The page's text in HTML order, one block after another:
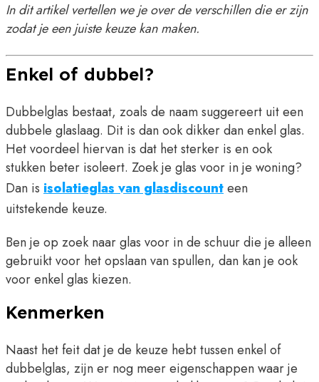
In dit artikel vertellen we je over de verschillen die er zijn
zodat je een juiste keuze kan maken.
Enkel of dubbel?
Dubbelglas bestaat, zoals de naam suggereert uit een
dubbele glaslaag. Dit is dan ook dikker dan enkel glas.
Het voordeel hiervan is dat het sterker is en ook
stukken beter isoleert. Zoek je glas voor in je woning?
Dan is isolatieglas van glasdiscounteen
uitstekende keuze.
Ben je op zoek naar glas voor in de schuur die je alleen
gebruikt voor het opslaan van spullen, dan kan je ook
voor enkel glas kiezen.
Kenmerken
Naast het feit dat je de keuze hebt tussen enkel of
dubbelglas, zijn er nog meer eigenschappen waar je